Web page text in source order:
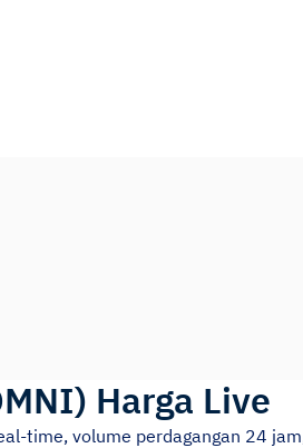
) Harga Live
time, volume perdagangan 24